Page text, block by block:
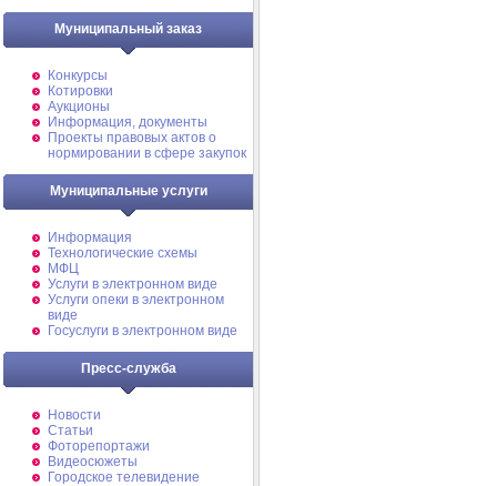
Муниципальный заказ
Конкурсы
Котировки
Аукционы
Информация, документы
Проекты правовых актов о
нормировании в сфере закупок
Муниципальные услуги
Информация
Технологические схемы
МФЦ
Услуги в электронном виде
Услуги опеки в электронном
виде
Госуслуги в электронном виде
Пресс-служба
Новости
Статьи
Фоторепортажи
Видеосюжеты
Городское телевидение